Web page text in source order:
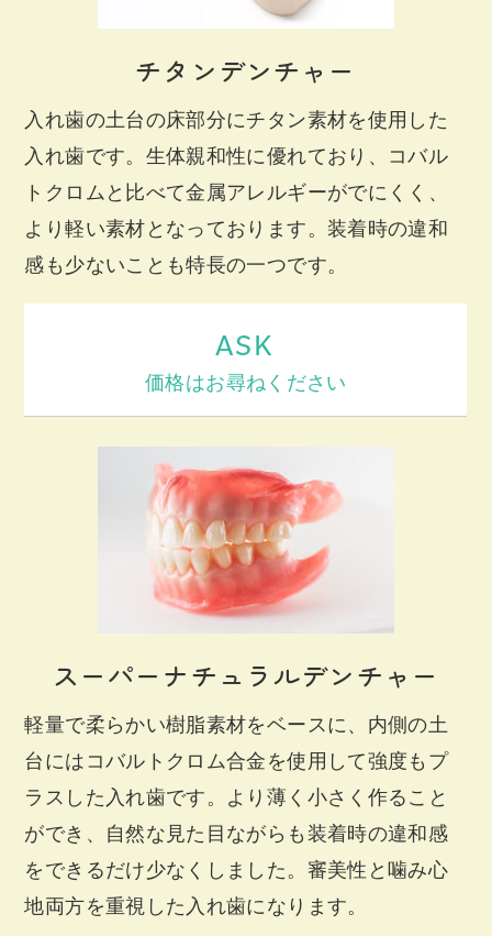
チタンデンチャー
入れ歯の土台の床部分にチタン素材を使用した
入れ歯です。生体親和性に優れており、コバル
トクロムと比べて金属アレルギーがでにくく、
より軽い素材となっております。装着時の違和
感も少ないことも特長の一つです。
ASK
価格はお尋ねください
スーパーナチュラルデンチャー
軽量で柔らかい樹脂素材をベースに、内側の土
台にはコバルトクロム合金を使用して強度もプ
ラスした入れ歯です。より薄く小さく作ること
ができ、自然な見た目ながらも装着時の違和感
をできるだけ少なくしました。審美性と噛み心
地両方を重視した入れ歯になります。